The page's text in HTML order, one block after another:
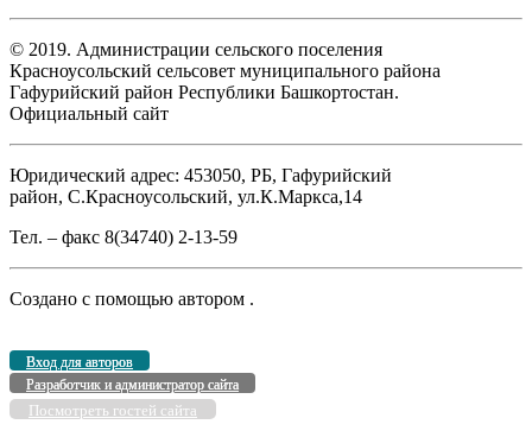
© 2019. Администрации сельского поселения
Красноусольский сельсовет муниципального района
Гафурийский район Республики Башкортостан.
Официальный сайт
Юридический адрес: 453050, РБ, Гафурийский
район, С.Красноусольский, ул.К.Маркса,14
Тел. – факс 8(34740) 2-13-59
Создано с помощью автором .
Вход для авторов
Разработчик и администратор сайта
Посмотреть гостей сайта